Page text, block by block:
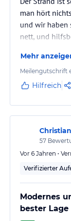
man hört
und wir haben
nett, und
Mehr
Meilengutschrift
Hilfreich
Christian
57
Vor 6 Jahren •
Verifizierter
Modernes
bester Lage